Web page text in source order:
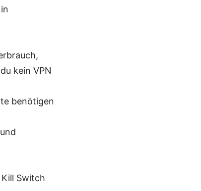
kein VPN
benötigen
Switch